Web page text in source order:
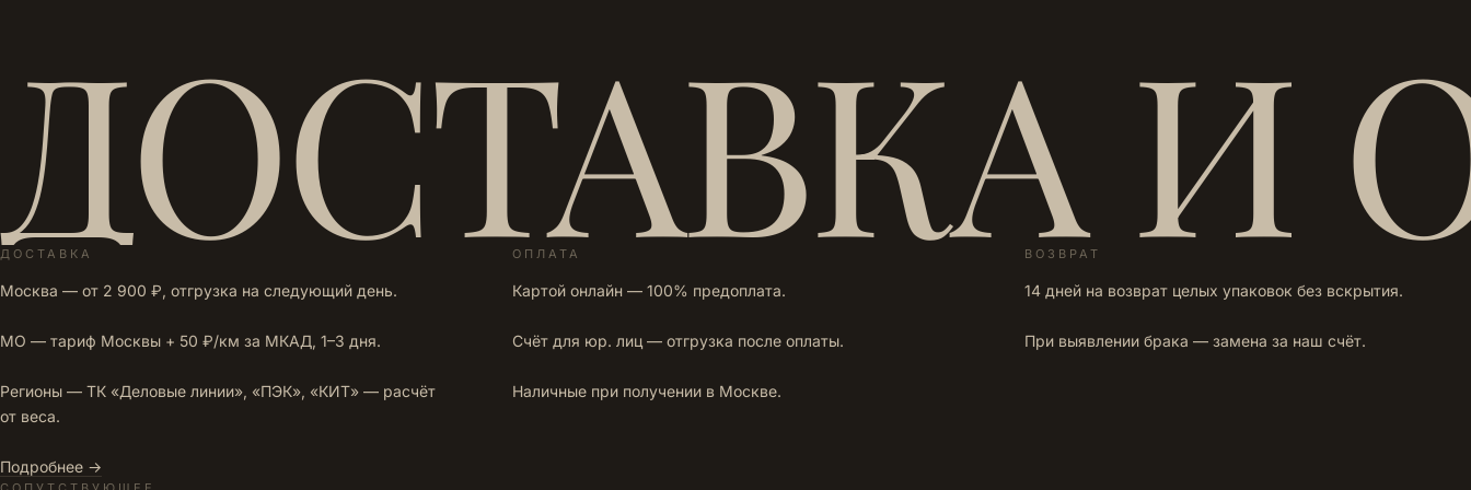
ДОСТАВКА И
ДОСТАВКА
Москва — от 2 900 ₽, отгрузка на следующий день.
МО — тариф Москвы + 50 ₽/км за МКАД, 1–3 дня.
Регионы — ТК «Деловые линии», «ПЭК», «КИТ» — расчёт
от веса.
Подробнее →
ОПЛАТА
Картой онлайн — 100% предоплата.
Счёт для юр. лиц — отгрузка после оплаты.
Наличные при получении в Москве.
ВОЗВРАТ
14 дней на возврат целых упаковок без вскрытия.
При выявлении брака — замена за наш счёт.